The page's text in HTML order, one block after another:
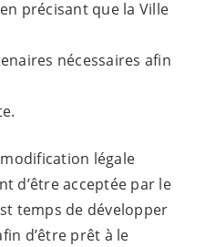
précisant que la Ville
nécessaires afin
légale
d’être acceptée par le
temps de développer
d’être prêt à le